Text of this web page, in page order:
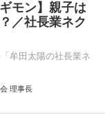
モン】親子は
／社長業ネク
牟田太陽の社長業ネ
理事長